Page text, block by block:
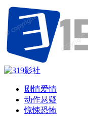
剧情爱情
动作悬疑
惊悚恐怖